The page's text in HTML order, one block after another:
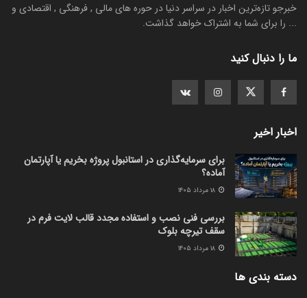
خبرجو تازه‌ترین اخبار در سراسر دنیا در حوره های مالی , فرهنگی , اقتصادی و
... را برای شما به اشتراک خواهد گذاشت.
ما را دنبال کنید
اخبار اخیر
برای سرمایه‌گذاری در استانبول پروژه بخریم یا آپارتمان
آماده؟
بررسی فنی نصب و استفاده مجدد قالب لایت فرم در
سقف تیرچه بلوک
دسته بندی ها